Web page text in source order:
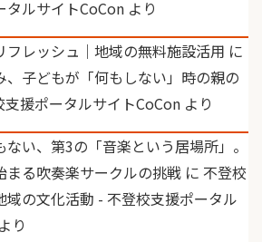
タルサイトCoCon より
フレッシュ｜地域の無料施設活用 に
、子どもが「何もしない」時の親の
援ポータルサイトCoCon より
い、第3の「音楽という居場所」。
まる吹奏楽サークルの挑戦 に 不登校
域の文化活動 - 不登校支援ポータル
より